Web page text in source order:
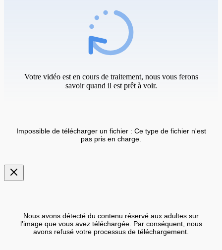
Votre vidéo est en cours de traitement, nous vous ferons
savoir quand il est prêt à voir.
Impossible de télécharger un fichier : Ce type de fichier n'est
pas pris en charge.
Nous avons détecté du contenu réservé aux adultes sur
l'image que vous avez téléchargée. Par conséquent, nous
avons refusé votre processus de téléchargement.